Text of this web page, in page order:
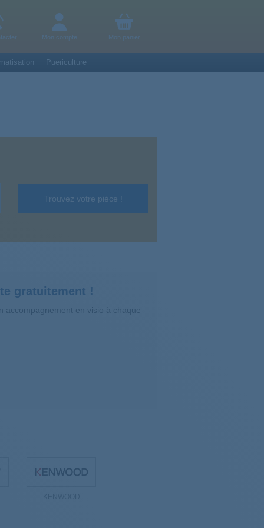
Mon compte Mon panier
Puericulture
Trouvez votre pièce !
gratuitement !
accompagnement en visio à chaque